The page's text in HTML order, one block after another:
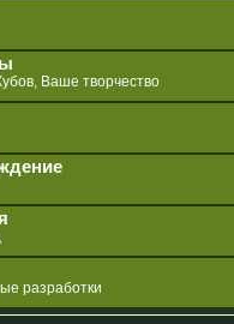
Ваше творчество
разработки